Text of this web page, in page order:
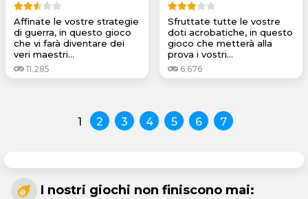
Affinate le vostre strategie
di guerra, in questo gioco
che vi farà diventare dei
veri maestri...
11.285
Sfruttate tutte le vostre
doti acrobatiche, in questo
gioco che metterà alla
prova i vostri...
6.676
1 2 3 4 5 6 7
I nostri giochi non finiscono mai: